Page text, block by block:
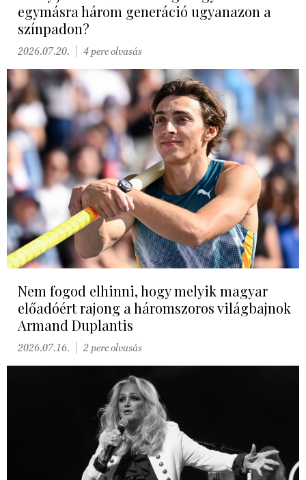
egymásra három generáció ugyanazon a
színpadon?
2026.07.20. 4 perc olvasás
Nem fogod elhinni, hogy melyik magyar
előadóért rajong a háromszoros világbajnok
Armand Duplantis
2026.07.16. 2 perc olvasás